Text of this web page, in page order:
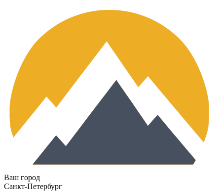
Ваш город
Санкт-Петербург